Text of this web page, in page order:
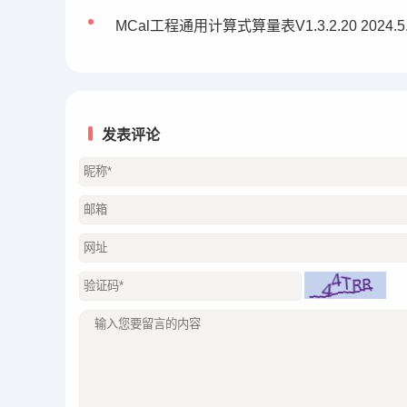
MCal工程通用计算式算量表V1.3.2.20
发表评论